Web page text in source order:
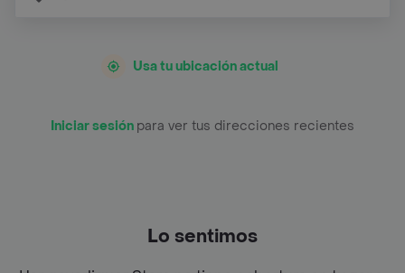
Usa tu ubicación actual
Iniciar sesión para ver tus direcciones recientes
Lo sentimos